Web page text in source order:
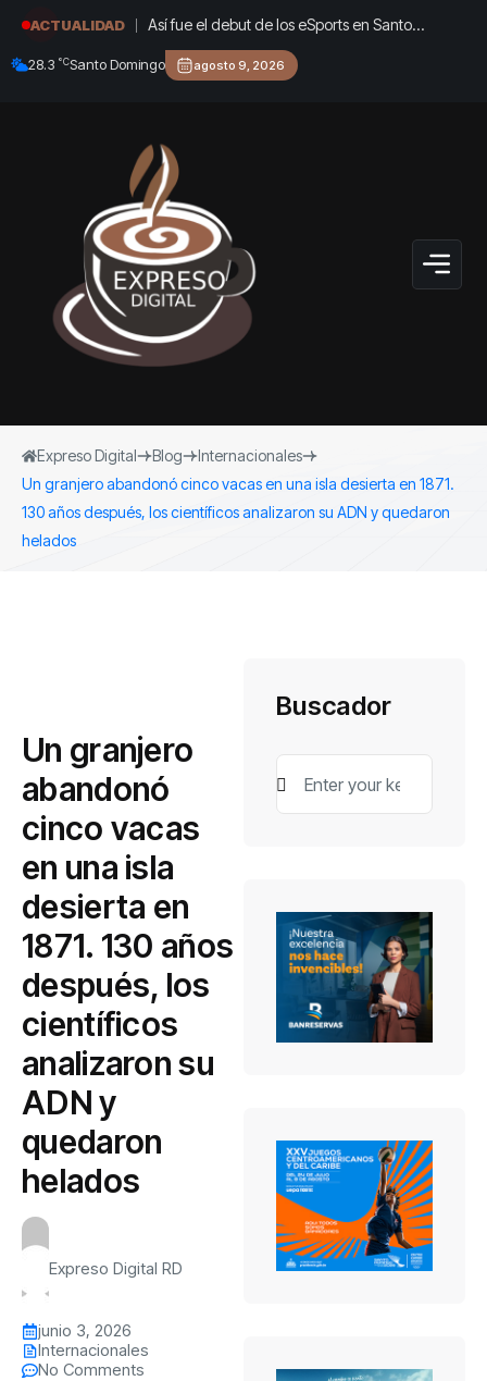
ACTUALIDAD
Así fue el debut de los eSports en Santo
Domingo 2026: 11 países, tres títulos y un
pabellón lleno
28.3 °CSanto Domingo agosto 9, 2026
Expreso Digital Blog
Internacionales
Un granjero abandonó cinco vacas en una isla desierta en 1871.
130 años después, los científicos analizaron su ADN y quedaron
helados
Un granjero
abandonó
cinco vacas
en una isla
desierta en
1871. 130 años
después, los
científicos
analizaron su
ADN y
quedaron
helados
Expreso Digital RD
junio 3, 2026
Internacionales
No Comments
Buscador